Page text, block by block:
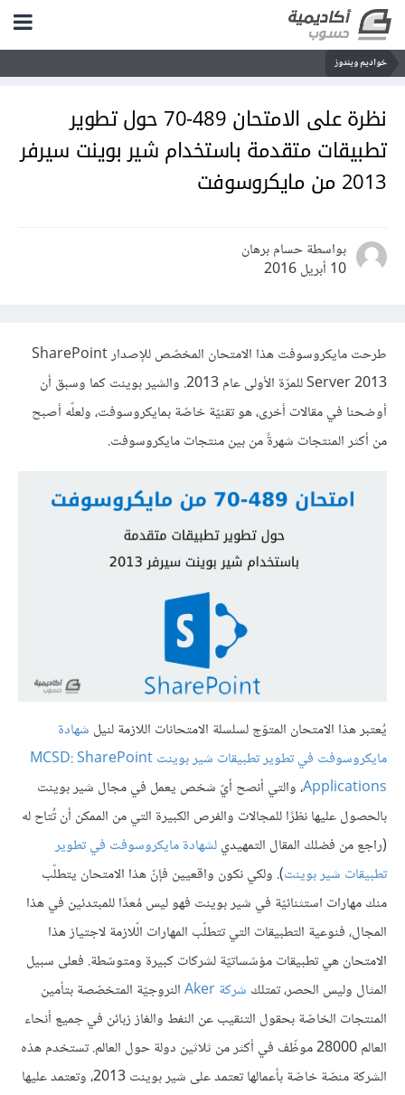
خواديم ويندوز
نظرة على الامتحان 489-70 حول تطوير
تطبيقات متقدمة باستخدام شير بوينت سيرفر
2013 من مايكروسوفت
بواسطة حسام برهان
10 أبريل 2016
طرحت مايكروسوفت هذا الامتحان المخصّص للإصدار SharePoint
Server 2013 للمرّة الأولى عام 2013. والشير بوينت كما وسبق أن
أوضحنا في مقالات أخرى، هو تقنيّة خاصّة بمايكروسوفت، ولعلّه أصبح
من أكثر المنتجات شهرةً من بين منتجات مايكروسوفت.
يُعتبر هذا الامتحان المتوّج لسلسلة الامتحانات اللازمة لنيل شهادة
مايكروسوفت في تطوير تطبيقات شير بوينت MCSD: SharePoint
Applications، والتي أنصح أيّ شخص يعمل في مجال شير بوينت
بالحصول عليها نظرًا للمجالات والفرص الكبيرة التي من الممكن أن تُتاح له
(راجع من فضلك المقال التمهيديلشهادة مايكروسوفت في تطوير
تطبيقات شير بوينت). ولكي نكون واقعيين فإنّ هذا الامتحان يتطلّب
منك مهارات استثنائيّة في شير بوينت فهو ليس مُعدًا للمبتدئين في هذا
المجال، فنوعية التطبيقات التي تتطلّب المهارات الّلازمة لاجتياز هذا
الامتحان هي تطبيقات مؤسّساتيّة لشركات كبيرة ومتوسّطة. فعلى سبيل
المثال وليس الحصر، تمتلك شركةAkerالنروجيّة المتخصّصة بتأمين
المنتجات الخاصّة بحقول التنقيب عن النفط والغاز زبائن في جميع أنحاء
العالم 28000 موظّف في أكثر من ثلاثين دولة حول العالم. تستخدم هذه
الشركة منصّة خاصّة بأعمالها تعتمد على شير بوينت 2013، وتعتمد عليها